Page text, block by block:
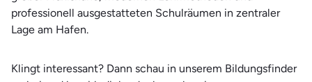
professionell ausgestatteten Schulräumen in zentraler
Lage am Hafen.
Klingt interessant? Dann schau in unserem Bildungsfinder
Wirtschaft